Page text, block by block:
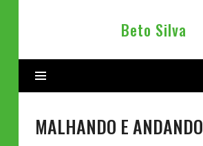
Beto
Beto Silva
MALHANDO E ANDANDO